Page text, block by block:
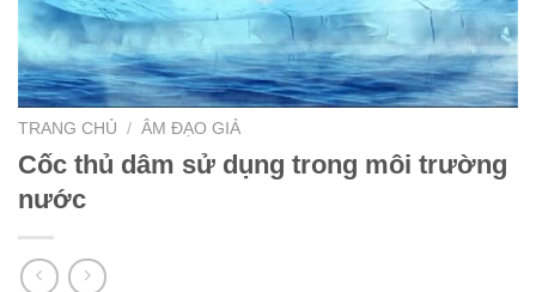
TRANG CHỦ / ÂM ĐẠO GIẢ
Cốc thủ dâm sử dụng trong môi trường
nước